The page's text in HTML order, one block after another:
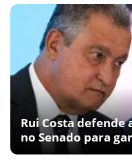
Rui Costa defende
no Senado para